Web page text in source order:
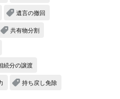
遺言の撤回
共有物分割
続分の譲渡
持ち戻し免除